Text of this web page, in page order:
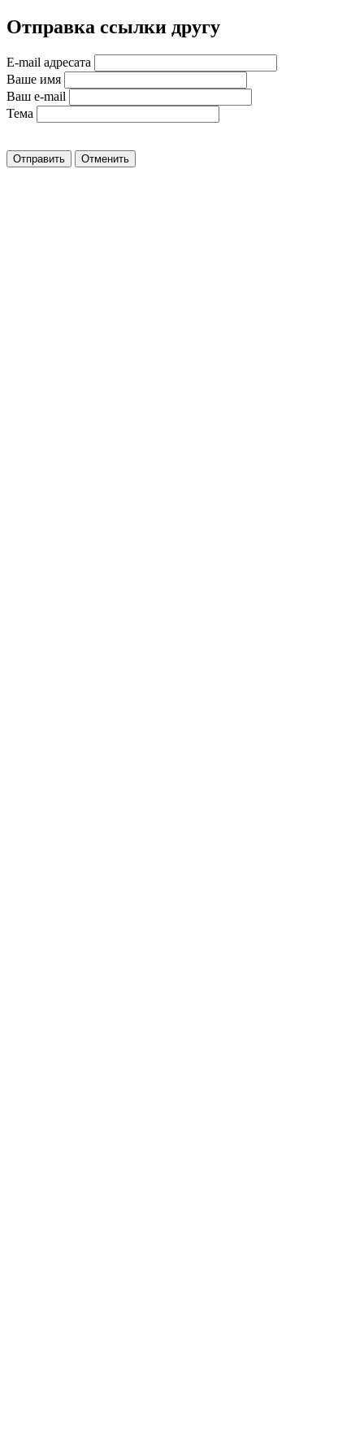
Отправка ссылки другу
E-mail адресата
Ваше имя
Ваш e-mail
Тема
Отправить Отменить